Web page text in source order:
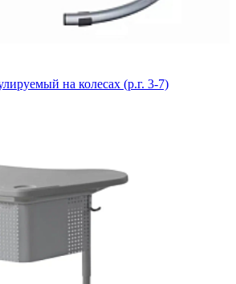
на колесах (р.г. 3-7)